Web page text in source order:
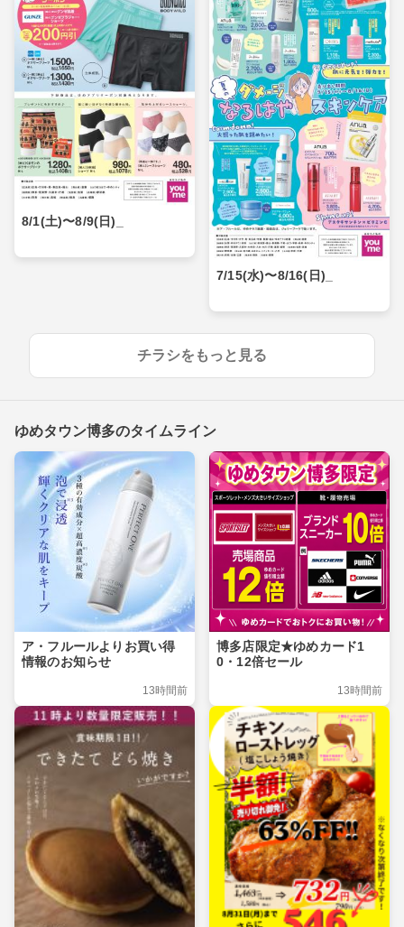
8/1(土)〜8/9(日)_
7/15(水)〜8/16(日)_
チラシをもっと見る
ゆめタウン博多のタイムライン
ア・フルールよりお買い得
情報のお知らせ
13時間前
博多店限定★ゆめカード1
0・12倍セール
13時間前